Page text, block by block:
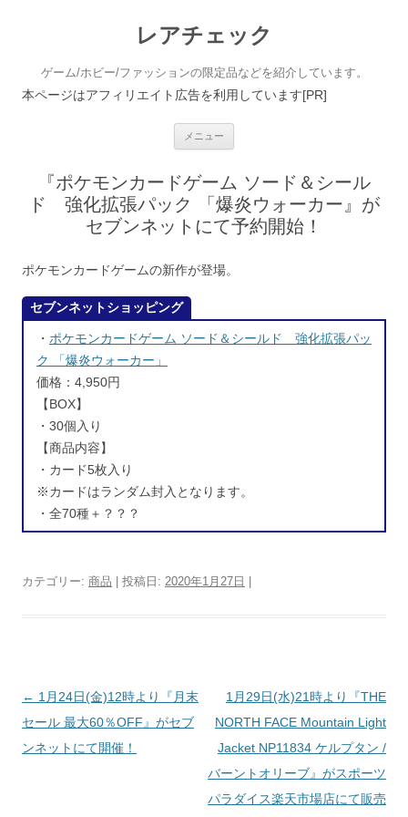
レアチェック
ゲーム/ホビー/ファッションの限定品などを紹介しています。
本ページはアフィリエイト広告を利用しています[PR]
メニュー
『ポケモンカードゲーム ソード＆シール
ド 強化拡張パック 「爆炎ウォーカー』が
セブンネットにて予約開始！
ポケモンカードゲームの新作が登場。
セブンネットショッピング
・ ポケモンカードゲーム ソード＆シールド 強化拡張パッ
ク 「爆炎ウォーカー」
価格：4,950円
【BOX】
・30個入り
【商品内容】
・カード5枚入り
※カードはランダム封入となります。
・全70種＋？？？
カテゴリー: 商品 | 投稿日: 2020年1月27日
投稿ナビゲーション
← 1月24日(金)12時より『月末
セール 最大60％OFF』がセブ
ンネットにて開催！
1月29日(水)21時より『THE
NORTH FACE Mountain Light
Jacket NP11834 ケルプタン /
バーントオリーブ』がスポーツ
パラダイス楽天市場店にて販売